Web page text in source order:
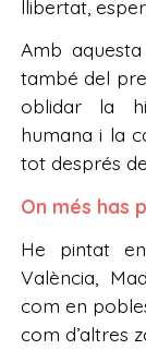
llibertat,
Amb
també del
oblidar la
humana i la
tot després
On més has
He pintat en
València,
com en
com d’altres